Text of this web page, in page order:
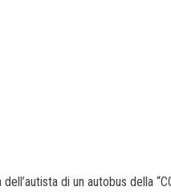
di un autobus della